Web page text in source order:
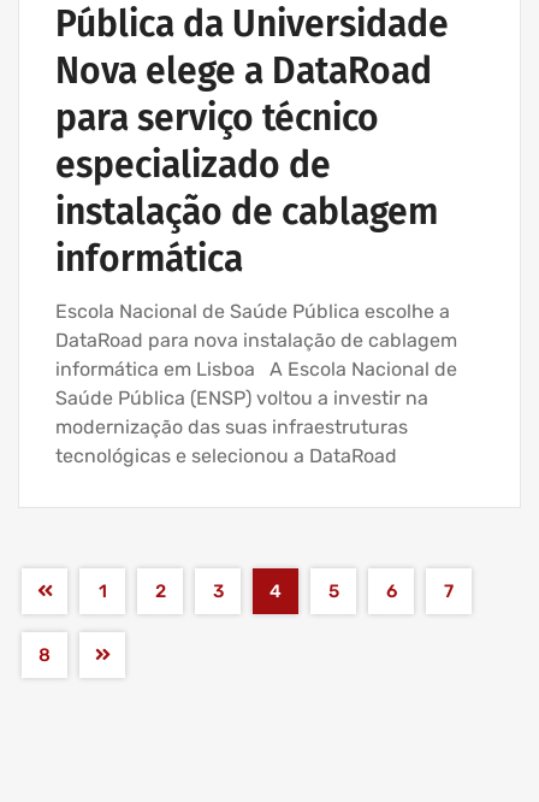
Pública da Universidade
Nova elege a DataRoad
para serviço técnico
especializado de
instalação de cablagem
informática
Escola Nacional de Saúde Pública escolhe a
DataRoad para nova instalação de cablagem
informática em Lisboa A Escola Nacional de
Saúde Pública (ENSP) voltou a investir na
modernização das suas infraestruturas
tecnológicas e selecionou a DataRoad
1 2 3 4 5 6 7
8